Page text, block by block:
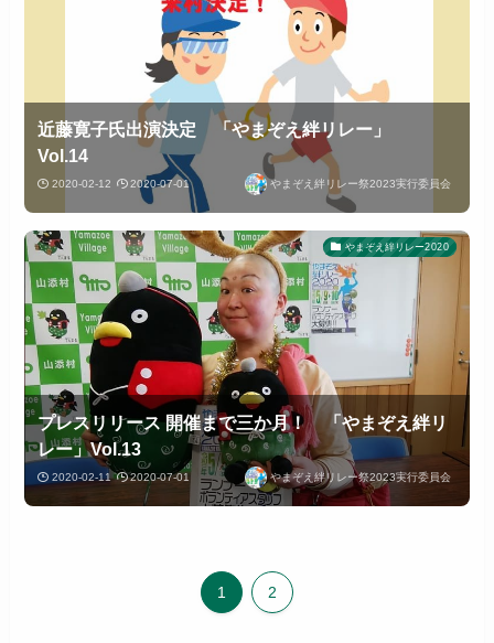
近藤寛子氏出演決定 「やまぞえ絆リレー」
Vol.14
2020-02-12 2020-07-01 やまぞえ絆リレー祭2023実行委員会
やまぞえ絆リレー2020
プレスリリース 開催まで三か月！ 「やまぞえ絆リ
レー」Vol.13
2020-02-11 2020-07-01 やまぞえ絆リレー祭2023実行委員会
1 2